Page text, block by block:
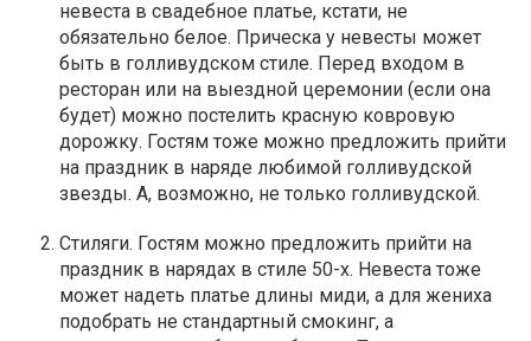
невеста в свадебное платье, кстати, не
обязательно белое. Прическа у невесты может
быть в голливудском стиле. Перед входом в
ресторан или на выездной церемонии (если она
будет) можно постелить красную ковровую
дорожку. Гостям тоже можно предложить прийти
на праздник в наряде любимой голливудской
звезды. А, возможно, не только голливудской.
Стиляги. Гостям можно предложить прийти на
праздник в нарядах в стиле 50-х. Невеста тоже
может надеть платье длины миди, а для жениха
подобрать не стандартный смокинг, а